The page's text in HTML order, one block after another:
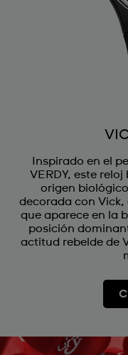
Inspirado en el
VERDY, este
origen
decorada con Vick,
que aparece en la
posición
actitud rebelde de